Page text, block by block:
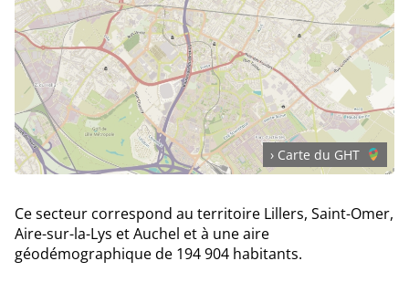
› Carte du GHT
Ce secteur correspond au territoire Lillers, Saint-Omer,
Aire-sur-la-Lys et Auchel et à une aire
géodémographique de 194 904 habitants.